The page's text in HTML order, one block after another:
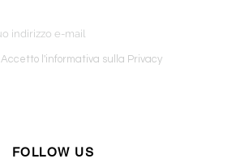
Accetto l'informativa sulla Privacy
FOLLOW US